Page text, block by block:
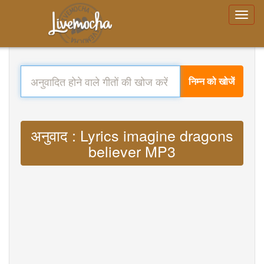
निम्न को खोजें
अनुवाद : Lyrics imagine dragons
believer MP3